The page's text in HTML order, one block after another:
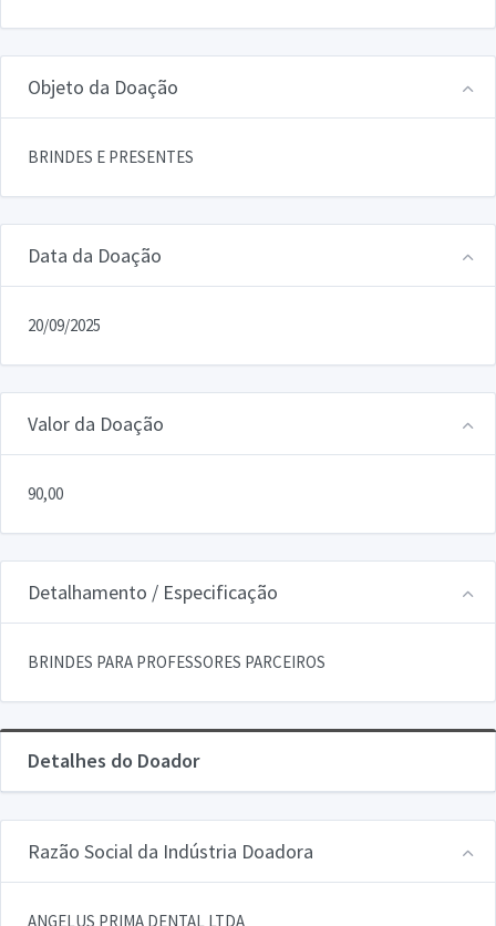
Objeto da Doação
BRINDES E PRESENTES
Data da Doação
20/09/2025
Valor da Doação
90,00
Detalhamento / Especificação
BRINDES PARA PROFESSORES PARCEIROS
Detalhes do Doador
Razão Social da Indústria Doadora
ANGELUS PRIMA DENTAL LTDA